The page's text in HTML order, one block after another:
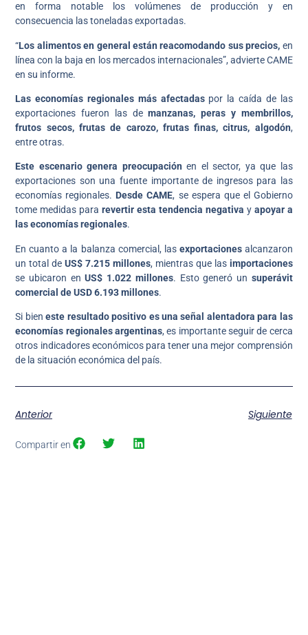
en forma notable los volúmenes de producción y en
consecuencia las toneladas exportadas.
“Los alimentos en general están reacomodando sus precios, en
línea con la baja en los mercados internacionales”, advierte CAME
en su informe.
Las economías regionales más afectadaspor la caída de las
exportaciones fueron las demanzanas, peras y membrillos,
frutos secos, frutas de carozo, frutas finas, citrus, algodón,
entre otras.
Este escenario genera preocupación en el sector, ya que las
exportaciones son una fuente importante de ingresos para las
economías regionales. Desde CAME, se espera que el Gobierno
tome medidas pararevertir esta tendencia negativa y apoyar a
las economías regionales.
En cuanto a la balanza comercial, las exportacionesalcanzaron
un total deUS$ 7.215 millones, mientras que las importaciones
se ubicaron enUS$ 1.022 millones. Esto generó un superávit
comercial de USD 6.193 millones.
Si bieneste resultado positivo es una señal alentadora para las
economías regionales argentinas, es importante seguir de cerca
otros indicadores económicos para tener una mejor comprensión
de la situación económica del país.
Anterior Siguiente
Compartir en